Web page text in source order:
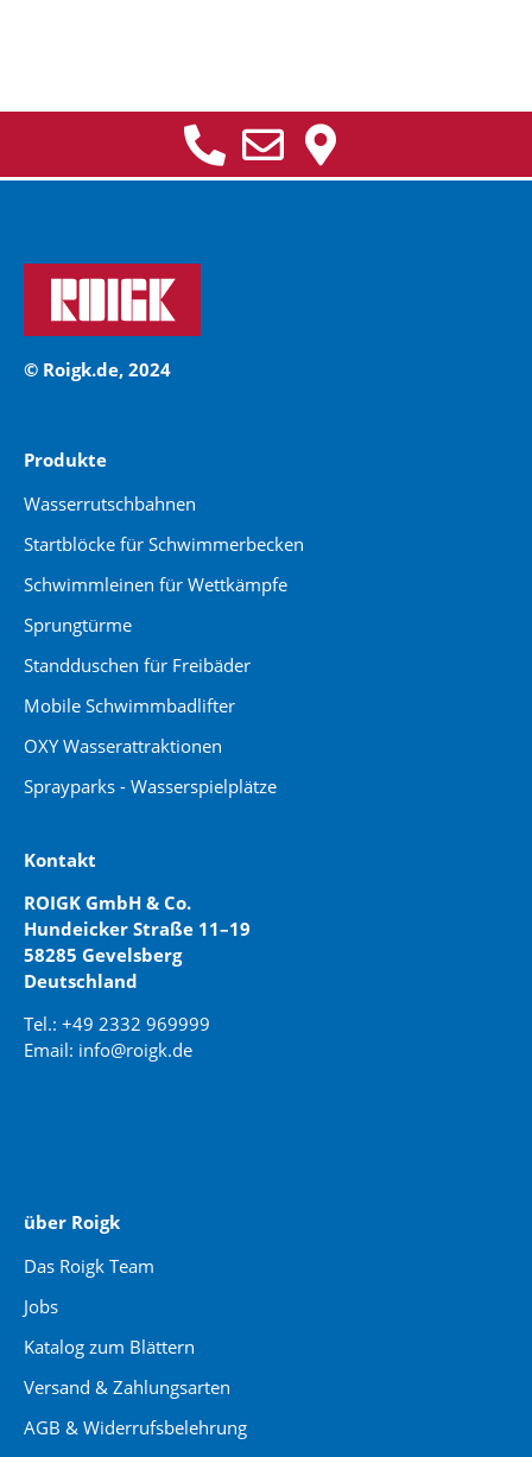
© Roigk.de, 2024
Produkte
Wasserrutschbahnen
Startblöcke für Schwimmerbecken
Schwimmleinen für Wettkämpfe
Sprungtürme
Standduschen für Freibäder
Mobile Schwimmbadlifter
OXY Wasserattraktionen
Sprayparks - Wasserspielplätze
Kontakt
ROIGK GmbH & Co.
Hundeicker Straße 11–19
58285 Gevelsberg
Deutschland
Tel.: +49 2332 969999
Email: info@roigk.de
über Roigk
Das Roigk Team
Jobs
Katalog zum Blättern
Versand & Zahlungsarten
AGB & Widerrufsbelehrung